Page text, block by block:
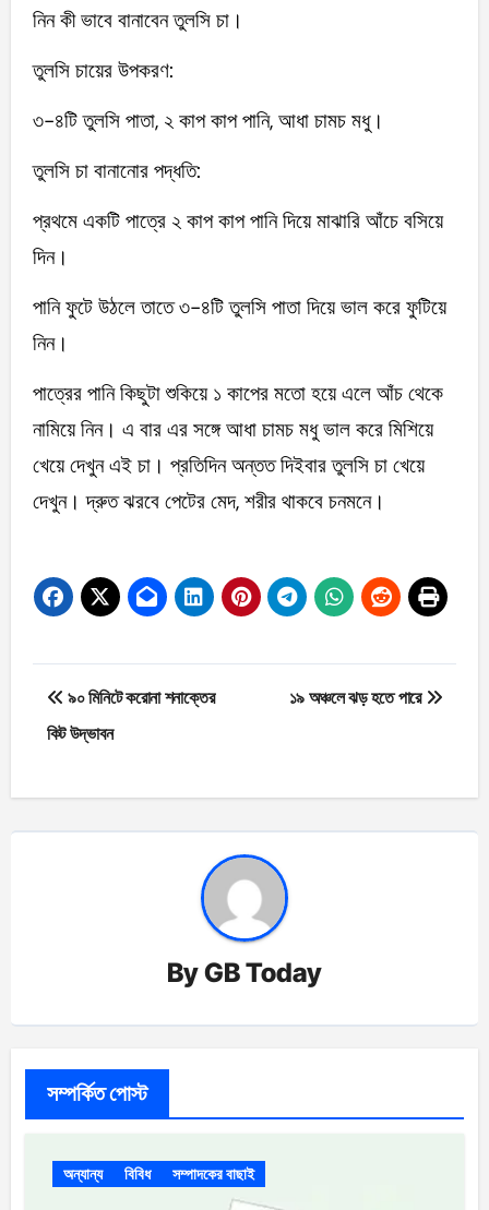
নিন কী ভাবে বানাবেন তুলসি চা।
তুলসি চায়ের উপকরণ:
৩-৪টি তুলসি পাতা, ২ কাপ কাপ পানি, আধা চামচ মধু।
তুলসি চা বানানোর পদ্ধতি:
প্রথমে একটি পাত্রে ২ কাপ কাপ পানি দিয়ে মাঝারি আঁচে বসিয়ে
দিন।
পানি ফুটে উঠলে তাতে ৩-৪টি তুলসি পাতা দিয়ে ভাল করে ফুটিয়ে
নিন।
পাত্রের পানি কিছুটা শুকিয়ে ১ কাপের মতো হয়ে এলে আঁচ থেকে
নামিয়ে নিন। এ বার এর সঙ্গে আধা চামচ মধু ভাল করে মিশিয়ে
খেয়ে দেখুন এই চা। প্রতিদিন অন্তত দিইবার তুলসি চা খেয়ে
দেখুন। দ্রুত ঝরবে পেটের মেদ, শরীর থাকবে চনমনে।
Post
navigation
৯০ মিনিটে করোনা শনাক্তের
কিট উদ্ভাবন
১৯ অঞ্চলে ঝড় হতে পারে
ByGB Today
সম্পর্কিত পোস্ট
অন্যান্য বিবিধ সম্পাদকের বাছাই